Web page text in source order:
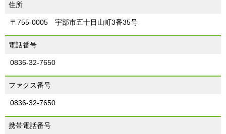
住所
〒755-0005 宇部市五十目山町3番35号
電話番号
0836-32-7650
ファクス番号
0836-32-7650
携帯電話番号